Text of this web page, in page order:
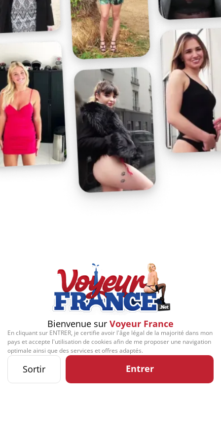
Profitez d'un essai 24h pour seulement 2€ !
Découvrir !
Basculer
la
navigation
VIDÉO À PROPOS
MON SOUMIS AIME QUAND C'EST MOI QUI
LUI MET !
Play
Video
Signaler cette contribution
ContactMentions légalesDésabonnementComplaint Policy
Content Policy
18 U.S.C. 2257 Record-Keeping Requirements Compliance Statement
Kozozxy Kft. - Revay köz 4, 1065 Budapest, Hungary -
contact@kozozxy.com
Bienvenue sur Voyeur France
En cliquant sur ENTRER, je certifie avoir l'âge légal de la majorité dans mon
pays et accepte l'utilisation de cookies afin de me proposer une navigation
optimale ainsi que des services et offres adaptés.
Sortir Entrer